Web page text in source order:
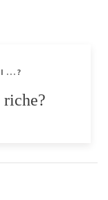
...?
riche?